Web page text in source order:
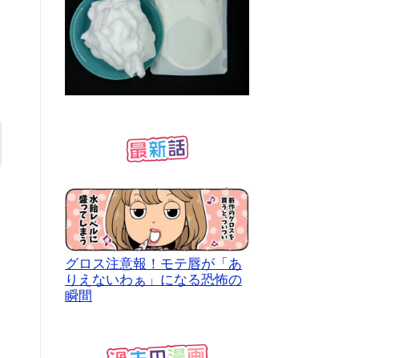
グロス注意報！モテ唇が「あ
りえないわぁ」になる恐怖の
瞬間